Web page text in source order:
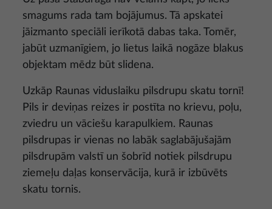
smagums rada tam bojājumus. Tā apskatei
jāizmanto speciāli ierīkotā dabas taka. Tomēr,
jabūt uzmanīgiem, jo lietus laikā nogāze blakus
objektam mēdz būt slidena.
Uzkāp Raunas viduslaiku pilsdrupu skatu tornī!
Pils ir deviņas reizes ir postīta no krievu, poļu,
zviedru un vāciešu karapulkiem. Raunas
pilsdrupas ir vienas no labāk saglabājušajām
pilsdrupām valstī un šobrīd notiek pilsdrupu
ziemeļu daļas konservācija, kurā ir izbūvēts
skatu tornis.